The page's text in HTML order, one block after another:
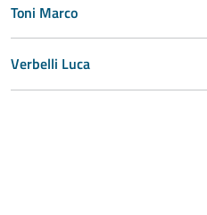
Toni Marco
Verbelli Luca